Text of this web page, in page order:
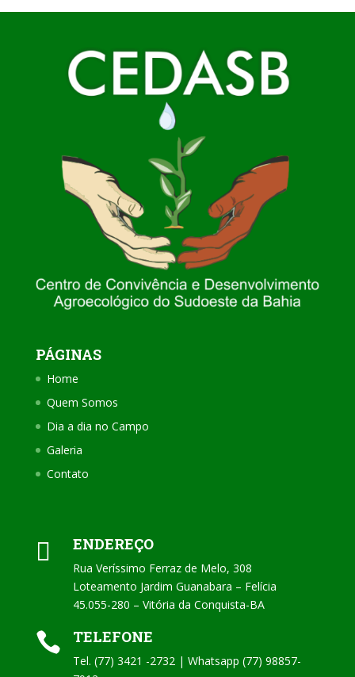
PÁGINAS
Home
Quem Somos
Dia a dia no Campo
Galeria
Contato
 ENDEREÇO
Rua Veríssimo Ferraz de Melo, 308
Loteamento Jardim Guanabara – Felícia
45.055-280 – Vitória da Conquista-BA
 TELEFONE
Tel. (77) 3421 -2732 | Whatsapp (77) 98857-